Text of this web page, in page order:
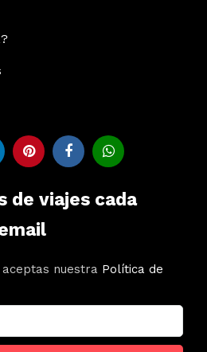
de viajes cada
nuestra Política de